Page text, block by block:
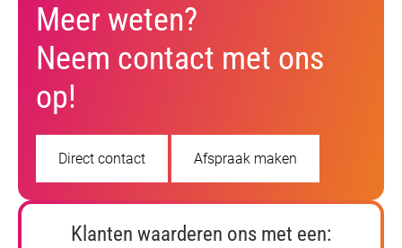
Meer weten?
Neem contact met ons
op!
Direct contact Afspraak maken
Klanten waarderen ons met een: